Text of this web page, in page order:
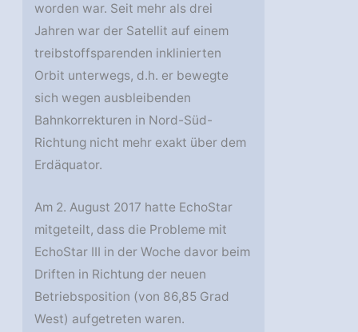
worden war. Seit mehr als drei
Jahren war der Satellit auf einem
treibstoffsparenden inklinierten
Orbit unterwegs, d.h. er bewegte
sich wegen ausbleibenden
Bahnkorrekturen in Nord-Süd-
Richtung nicht mehr exakt über dem
Erdäquator.
Am 2. August 2017 hatte EchoStar
mitgeteilt, dass die Probleme mit
EchoStar III in der Woche davor beim
Driften in Richtung der neuen
Betriebsposition (von 86,85 Grad
West) aufgetreten waren.